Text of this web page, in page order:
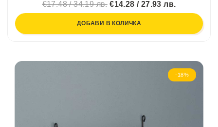
€17.48 / 34.19 лв.€14.28 / 27.93 лв.
ДОБАВИ В КОЛИЧКА
-18%